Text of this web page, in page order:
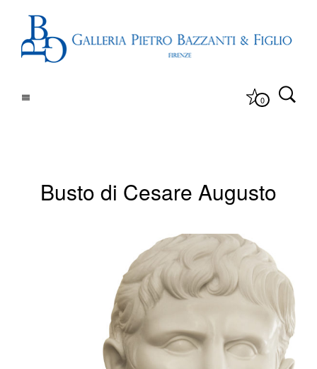
0
Busto di Cesare Augusto